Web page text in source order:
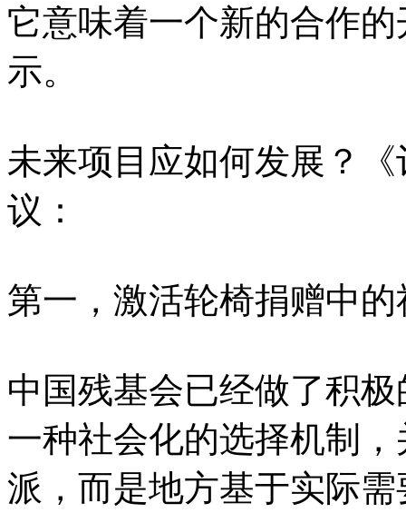
它意味着一个新的合作
示。
未来项目应如何发展？
议：
第一，激活轮椅捐赠中
中国残基会已经做了积
一种社会化的选择机制
派，而是地方基于实际